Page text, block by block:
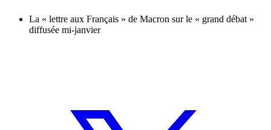
La « lettre aux Français » de Macron sur le « grand débat »
diffusée mi-janvier